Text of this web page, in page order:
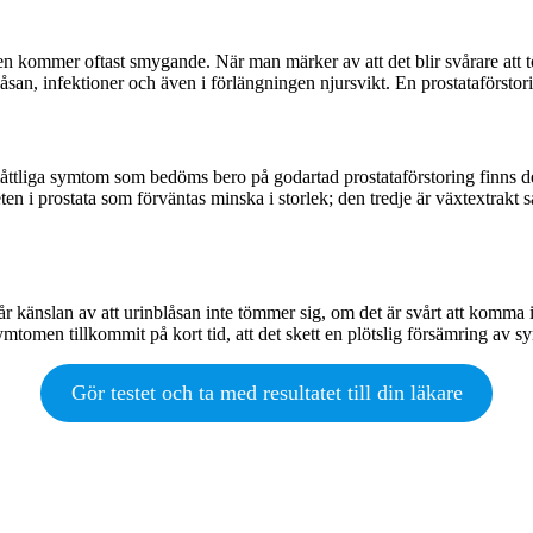
oftast smygande. När man märker av att det blir svårare
infektioner och även i förlängningen njursvikt. En
symtom som bedöms bero på godartad prostataförstoring
i prostata som förväntas minska i storlek; den tredje är
av att urinblåsan inte tömmer sig, om det är svårt att
tillkommit på kort tid, att det skett en plötslig försämring av
Gör testet och ta med resultatet till din läkare